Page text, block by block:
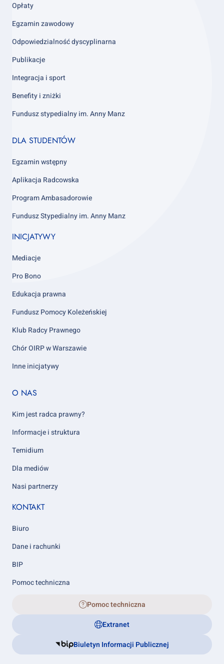
Opłaty
Egzamin zawodowy
Odpowiedzialność dyscyplinarna
Publikacje
Integracja i sport
Benefity i zniżki
Fundusz stypedialny im. Anny Manz
Footer
4
DLA STUDENTÓW
Egzamin wstępny
Aplikacja Radcowska
Program Ambasadorowie
Fundusz Stypedialny im. Anny Manz
INICJATYWY
Mediacje
Pro Bono
Edukacja prawna
Fundusz Pomocy Koleżeńskiej
Klub Radcy Prawnego
Chór OIRP w Warszawie
Inne inicjatywy
Footer
5
O NAS
Kim jest radca prawny?
Informacje i struktura
Temidium
Dla mediów
Nasi partnerzy
KONTAKT
Biuro
Dane i rachunki
BIP
Pomoc techniczna
Pomoc techniczna
Extranet
Biuletyn Informacji Publicznej